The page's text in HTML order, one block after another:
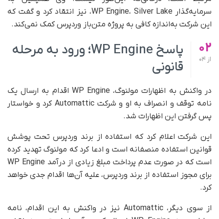
سرمایه‌گذار WP Engine، Silver Lake، نیز انتقاد کرد و گفت که
این شرکت به‌اندازه کافی به پروژه متن‌باز وردپرس کمک نمی‌کند.
02
از
پاسخ WP Engine؛ ورود به مرحله
قانونی
در واکنش به اظهارات مولنوگ، WP Engine اقدام به ارسال یک
نامه توقف و انصراف به او و شرکت Automattic کرد و خواستار
پس گرفتن این اظهارات شد.
این شرکت اعلام کرد که استفاده از برند وردپرس تحت پوشش
قوانین استفاده منصفانه است و ادعا کرد که مولنوگ تهدید کرده
است که در صورت عدم پرداخت مبلغ زیادی از درآمد WP Engine
برای مجوز استفاده از برند وردپرس، علیه آن‌ها اقدام جدی خواهد
کرد.
از سوی دیگر، Automattic نیز در واکنش به این اقدام، نامه